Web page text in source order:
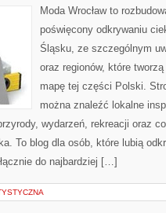
Moda Wrocław to
poświęcony odkrywaniu
Śląsku, ze szczególnym
oraz regionów, które
mapę tej części Polski.
można znaleźć lokalne
wydarzeń, rekreacji oraz
To blog dla osób, które lubią
do najbardziej […]